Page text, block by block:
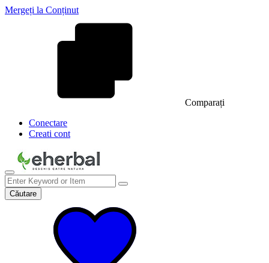
Mergeți la Conținut
Comparați
Conectare
Creati cont
Căutare